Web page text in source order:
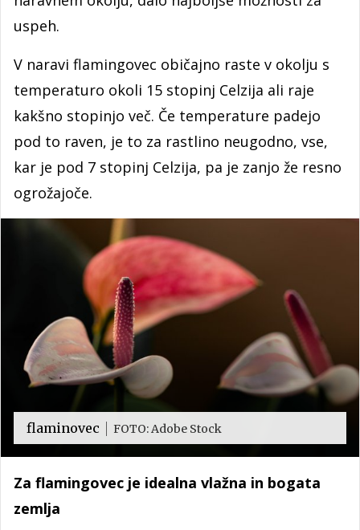
uspeh.
V naravi flamingovec običajno raste v okolju s
temperaturo okoli 15 stopinj Celzija ali raje
kakšno stopinjo več. Če temperature padejo
pod to raven, je to za rastlino neugodno, vse,
kar je pod 7 stopinj Celzija, pa je zanjo že resno
ogrožajoče.
flaminovec FOTO: Adobe Stock
Za flamingovec je idealna vlažna in bogata
zemlja